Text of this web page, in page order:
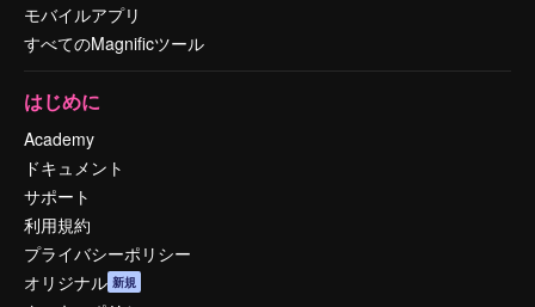
モバイルアプリ
すべてのMagnificツール
はじめに
Academy
ドキュメント
サポート
利用規約
プライバシーポリシー
オリジナル 新規